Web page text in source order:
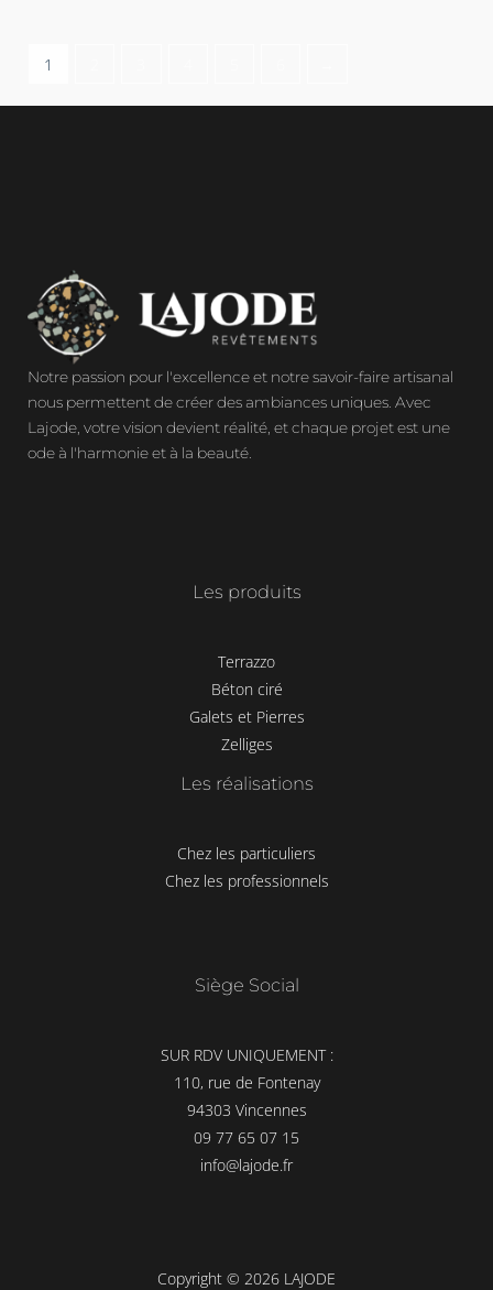
1
Notre passion pour l'excellence et notre savoir-faire artisanal
nous permettent de créer des ambiances uniques. Avec
Lajode, votre vision devient réalité, et chaque projet est une
ode à l'harmonie et à la beauté.
Les produits
Terrazzo
Béton ciré
Galets et Pierres
Zelliges
Les réalisations
Chez les particuliers
Chez les professionnels
Siège Social
SUR RDV UNIQUEMENT :
110, rue de Fontenay
94303 Vincennes
09 77 65 07 15
info@lajode.fr
Copyright © 2026 LAJODE